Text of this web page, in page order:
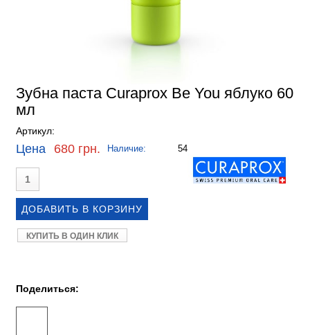
Зубна паста Curaprox Be You яблуко 60
мл
Артикул:
Цена 680 грн. Наличие: 54
КУПИТЬ В ОДИН КЛИК
Поделиться: